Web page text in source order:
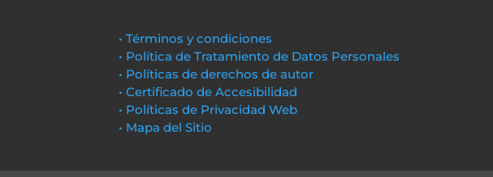
• Términos y condiciones
• Política de Tratamiento de Datos Personales
• Políticas de derechos de autor
• Certificado de Accesibilidad
• Políticas de Privacidad Web
• Mapa del Sitio